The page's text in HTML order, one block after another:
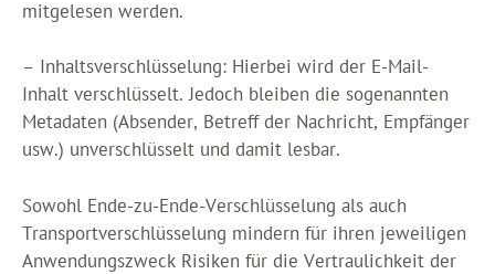
mitgelesen werden.
– Inhaltsverschlüsselung: Hierbei wird der E-Mail-
Inhalt verschlüsselt. Jedoch bleiben die sogenannten
Metadaten (Absender, Betreff der Nachricht, Empfänger
usw.) unverschlüsselt und damit lesbar.
Sowohl Ende-zu-Ende-Verschlüsselung als auch
Transportverschlüsselung mindern für ihren jeweiligen
Anwendungszweck Risiken für die Vertraulichkeit der